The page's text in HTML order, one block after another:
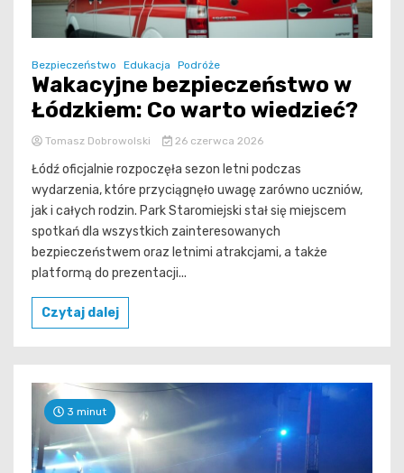
Bezpieczeństwo Edukacja Podróże
Wakacyjne bezpieczeństwo w
Łódzkiem: Co warto wiedzieć?
Tomasz Dobrowolski 26 czerwca 2026
Łódź oficjalnie rozpoczęła sezon letni podczas
wydarzenia, które przyciągnęło uwagę zarówno uczniów,
jak i całych rodzin. Park Staromiejski stał się miejscem
spotkań dla wszystkich zainteresowanych
bezpieczeństwem oraz letnimi atrakcjami, a także
platformą do prezentacji...
Czytaj dalej
3 minut